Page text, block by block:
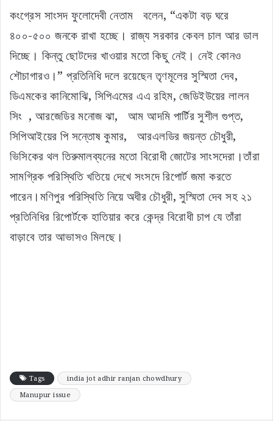
কংগ্রেস সাংসদ ফুলোদেবী নেতাম বলেন, “একটা বড় ঘরে
৪০০-৫০০ জনকে রাখা হচ্ছে। রাজ্য সরকার কেবল চাল আর ডাল
দিচ্ছে। কিন্তু ছোটদের খাওয়ার মতো কিছু নেই। নেই কোনও
শৌচাগারও।” প্রতিনিধি দলে রয়েছেন তৃণমূলের সুস্মিতা দেব,
ডিএমকের কানিমোঝি, সিপিএমের এএ রহিম, জেডিইউয়ের লালন
সিং , আরজেডির মনোজ ঝা, আম আদমি পার্টির সুশীল গুপ্ত,
সিপিআইয়ের পি সন্তোষ কুমার, আরএলডির জয়ন্ত চৌধুরী,
ভিসিকের থল তিরুমালব্যনের মতো বিরোধী জোটের সাংসদেরা।তাঁরা
সামগ্রিক পরিস্থিতি খতিয়ে দেখে সংসদে রিপোর্ট জমা করতে
পারেন।মণিপুর পরিস্থিতি নিয়ে অধীর চৌধুরী, সুস্মিতা দেব সহ ২১
প্রতিনিধির রিপোর্টকে হাতিয়ার করে কেন্দ্র বিরোধী চাপ যে তাঁরা
বাড়াবে তার আভাসও মিলছে।
Tags
india jot adhir ranjan chowdhury
Manupur issue